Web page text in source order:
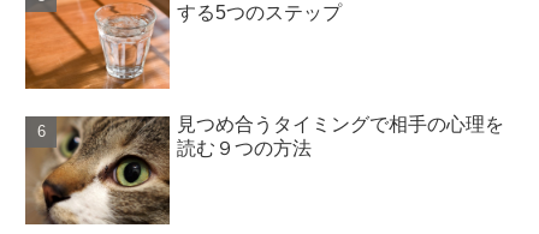
する5つのステップ
見つめ合うタイミングで相手の心理を
読む９つの方法